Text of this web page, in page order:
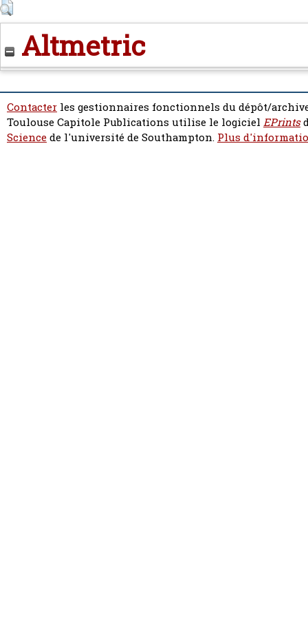
Altmetric
Contacter les gestionnaires fonctionnels du dépôt/
Toulouse Capitole Publications utilise le logiciel EPrints
Sciencede l'université de Southampton. Plus